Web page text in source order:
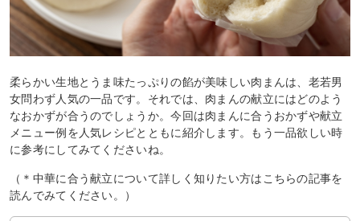
柔らかい生地とうま味たっぷりの餡が美味しい肉まんは、老若男
女問わず人気の一品です。それでは、肉まんの献立にはどのよう
なおかずが合うのでしょうか。今回は肉まんに合うおかずや献立
メニュー例を人気レシピとともに紹介します。もう一品欲しい時
に参考にしてみてくださいね。
（＊中華に合う献立について詳しく知りたい方はこちらの記事を
読んでみてください。）